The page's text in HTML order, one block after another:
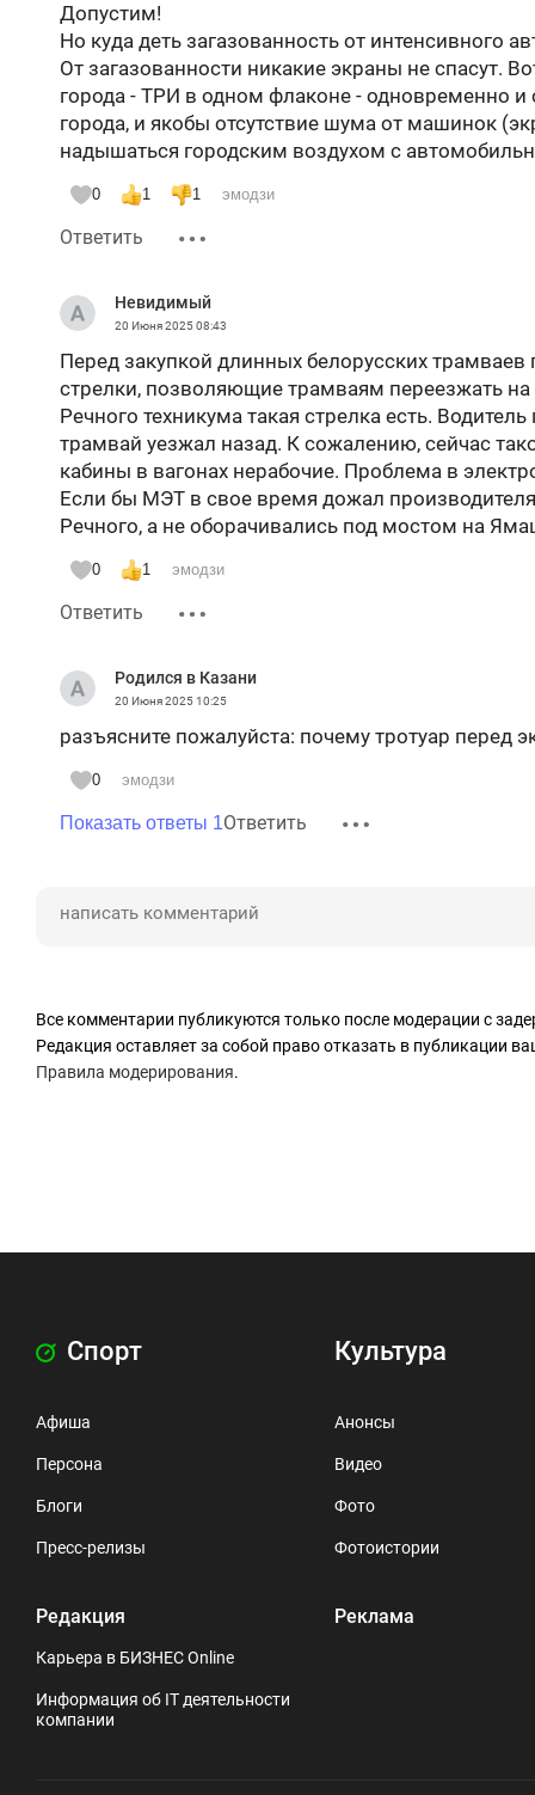
Допустим!
Но куда деть загазованность от интенсивного
От загазованности никакие экраны не спасут.
города - ТРИ в одном флаконе - одновременно
города, и якобы отсутствие шума от машинок
надышаться городским воздухом с
0 1 1 эмодзи
Ответить
Невидимый
20 Июня 202508:43
Перед закупкой длинных белорусских
стрелки, позволяющие трамваям переезжать на
Речного техникума такая стрелка есть.
трамвай уезжал назад. К сожалению, сейчас
кабины в вагонах нерабочие. Проблема в
Если бы МЭТ в свое время дожал
Речного, а не оборачивались под мостом на
0 1 эмодзи
Ответить
Родился в Казани
20 Июня 202510:25
разъясните пожалуйста: почему тротуар перед
0 эмодзи
Показать ответы 1Ответить
Все комментарии публикуются только после модерации с
Редакция оставляет за собой право отказать в публикации
Правила модерирования.
Спорт
Афиша
Персона
Блоги
Пресс-релизы
Редакция
Карьера в БИЗНЕС Online
Информация об IT деятельности
компании
Культура
Анонсы
Видео
Фото
Фотоистории
Реклама